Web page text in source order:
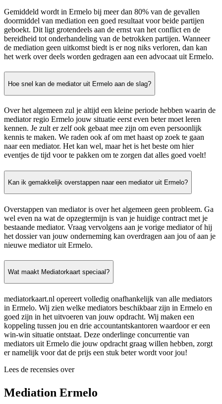
Gemiddeld wordt in Ermelo bij meer dan 80% van de gevallen
doormiddel van mediation een goed resultaat voor beide partijen
geboekt. Dit ligt grotendeels aan de ernst van het conflict en de
bereidheid tot onderhandeling van de betrokken partijen. Wanneer
de mediation geen uitkomst biedt is er nog niks verloren, dan kan
het werk over deels worden gedragen aan een advocaat uit Ermelo.
Hoe snel kan de mediator uit Ermelo aan de slag?
Over het algemeen zul je altijd een kleine periode hebben waarin de
mediator regio Ermelo jouw situatie eerst even beter moet leren
kennen. Je zult er zelf ook gebaat mee zijn om even persoonlijk
kennis te maken. We raden ook af om met haast op zoek te gaan
naar een mediator. Het kan wel, maar het is het beste om hier
eventjes de tijd voor te pakken om te zorgen dat alles goed voelt!
Kan ik gemakkelijk overstappen naar een mediator uit Ermelo?
Overstappen van mediator is over het algemeen geen probleem. Ga
wel even na wat de opzegtermijn is van je huidige contract met je
bestaande mediator. Vraag vervolgens aan je vorige mediator of hij
het dossier van jouw onderneming kan overdragen aan jou of aan je
nieuwe mediator uit Ermelo.
Wat maakt Mediatorkaart speciaal?
mediatorkaart.nl opereert volledig onafhankelijk van alle mediators
in Ermelo. Wij zien welke mediators beschikbaar zijn in Ermelo en
goed zijn in het uitvoeren van jouw opdracht. Wij maken een
koppeling tussen jou en drie accountantskantoren waardoor er een
win-win situatie ontstaat. Deze onderlinge concurrentie van
mediators uit Ermelo die jouw opdracht graag willen hebben, zorgt
er namelijk voor dat de prijs een stuk beter wordt voor jou!
Lees de recensies over
Mediation Ermelo